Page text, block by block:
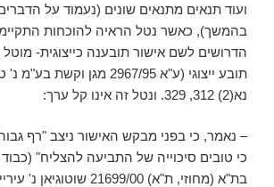
ועוד תנאים מתנאים שונים (נעמוד על
בהמשך), כאשר נטל הראיה להוכחות
הדרושים לשם אישור תובענה כייצוגית-
תובע ייצוגי (ע"א 2967/95 מגן
נא(2) 312, 329. ונטל זה אינו קל ערך:
– נאמר, כי בפני מבקש האישור ניצב "רף
כי טובים סיכוייה של התביעה להצליח"
בת"א (מחוזי, ת"א) 21699/00